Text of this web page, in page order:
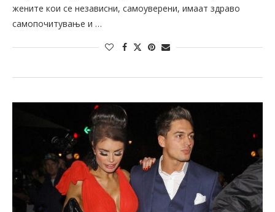
жените кои се независни, самоуверени, имаат здраво
самопочитување и …